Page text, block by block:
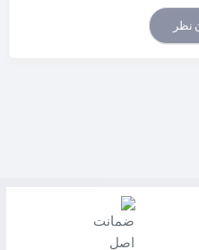
نظر